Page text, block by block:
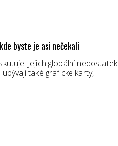
byste je asi nečekali
Jejich globální nedostatek
také grafické karty,…